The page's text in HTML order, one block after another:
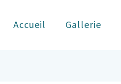
Accueil Gallerie